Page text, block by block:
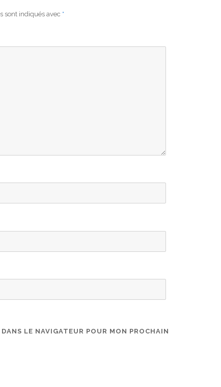
sont indiqués avec *
LE NAVIGATEUR POUR MON PROCHAIN